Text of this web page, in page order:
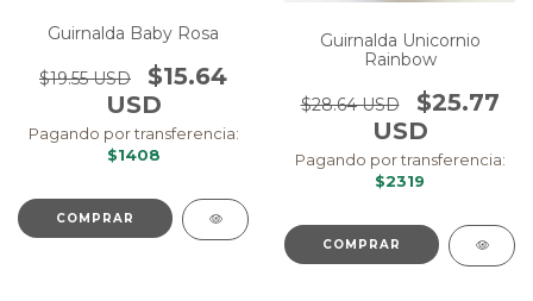
Guirnalda Baby Rosa
$19.55 USD
$15.64
USD
Pagando por transferencia:
$1408
COMPRAR
Guirnalda Unicornio
Rainbow
$28.64 USD
$25.77
USD
Pagando por transferencia:
$2319
COMPRAR